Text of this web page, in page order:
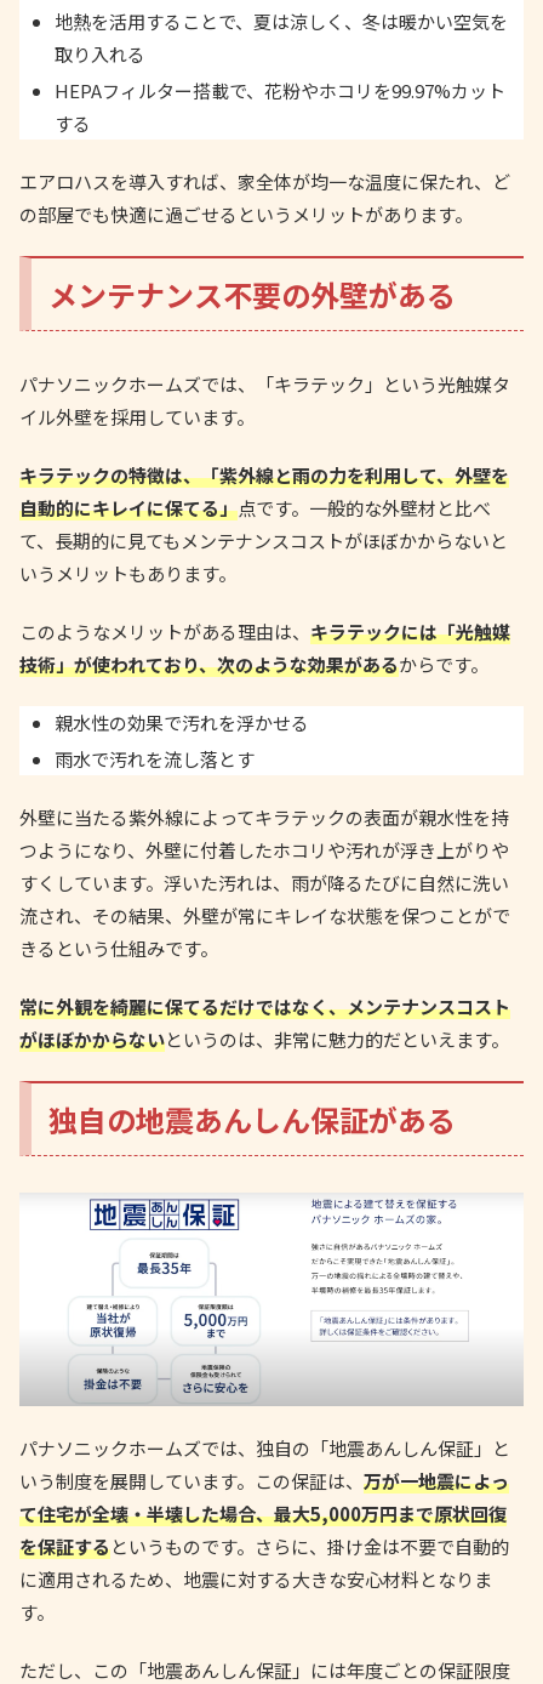
地熱を活用することで、夏は涼しく、冬は暖かい空気を
取り入れる
HEPAフィルター搭載で、花粉やホコリを99.97%カット
する
エアロハスを導入すれば、家全体が均一な温度に保たれ、ど
の部屋でも快適に過ごせるというメリットがあります。
メンテナンス不要の外壁がある
パナソニックホームズでは、「キラテック」という光触媒タ
イル外壁を採用しています。
キラテックの特徴は、「紫外線と雨の力を利用して、外壁を
自動的にキレイに保てる」点です。一般的な外壁材と比べ
て、長期的に見てもメンテナンスコストがほぼかからないと
いうメリットもあります。
このようなメリットがある理由は、 キラテックには「光触媒
技術」が使われており、次のような効果があるからです。
親水性の効果で汚れを浮かせる
雨水で汚れを流し落とす
外壁に当たる紫外線によってキラテックの表面が親水性を持
つようになり、外壁に付着したホコリや汚れが浮き上がりや
すくしています。浮いた汚れは、雨が降るたびに自然に洗い
流され、その結果、外壁が常にキレイな状態を保つことがで
きるという仕組みです。
常に外観を綺麗に保てるだけではなく、メンテナンスコスト
がほぼかからないというのは、非常に魅力的だといえます。
独自の地震あんしん保証がある
パナソニックホームズでは、独自の「地震あんしん保証」と
いう制度を展開しています。この保証は、 万が一地震によっ
て住宅が全壊・半壊した場合、最大5,000万円まで原状回復
を保証するというものです。さらに、掛け金は不要で自動的
に適用されるため、地震に対する大きな安心材料となりま
す。
ただし、この「地震あんしん保証」には年度ごとの保証限度